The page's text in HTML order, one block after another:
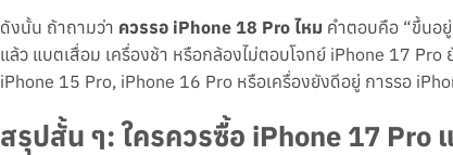
ดังนั้น ถ้าถามว่า ควรรอ iPhone 18 Pro ไหม คำตอบคือ “ขึ้นอ
แล้ว แบตเสื่อม เครื่องช้า หรือกล้องไม่ตอบโจทย์ iPhone 17
iPhone 15 Pro, iPhone 16 Pro หรือเครื่องยังดีอยู่ การรอ
สรุปสั้น ๆ: ใครควรซื้อ iPhone 17 Pro